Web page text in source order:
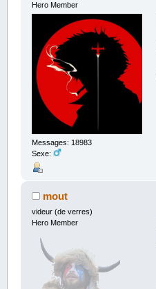
Hero Member
Messages: 18983
Sexe:
mout
videur (de verres)
Hero Member